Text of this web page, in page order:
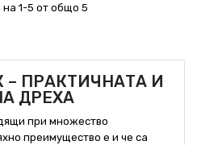
1-5 от общо 5
ПРАКТИЧНАТА И
ДРЕХА
при множество
преимущество е и че са